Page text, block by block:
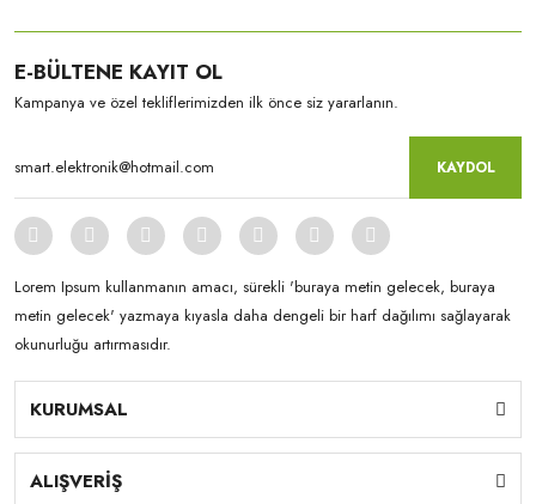
E-BÜLTENE KAYIT OL
Kampanya ve özel tekliflerimizden ilk önce siz yararlanın.
KAYDOL
Lorem Ipsum kullanmanın amacı, sürekli 'buraya metin gelecek, buraya
metin gelecek' yazmaya kıyasla daha dengeli bir harf dağılımı sağlayarak
okunurluğu artırmasıdır.
KURUMSAL
ALIŞVERİŞ